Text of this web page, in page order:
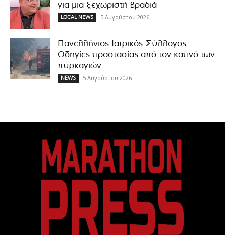
για μια ξεχωριστή βραδιά
LOCAL NEWS 5 Αυγούστου 2026
Πανελλήνιος Ιατρικός Σύλλογος:
Οδηγίες προστασίας από τον καπνό των
πυρκαγιών
NEWS 5 Αυγούστου 2026